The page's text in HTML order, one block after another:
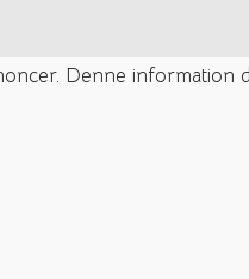
Denne information